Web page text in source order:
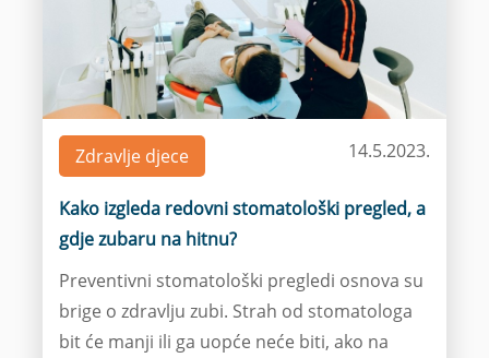
14.5.2023.
Zdravlje djece
Kako izgleda redovni stomatološki pregled, a
gdje zubaru na hitnu?
Preventivni stomatološki pregledi osnova su
brige o zdravlju zubi. Strah od stomatologa
bit će manji ili ga uopće neće biti, ako na